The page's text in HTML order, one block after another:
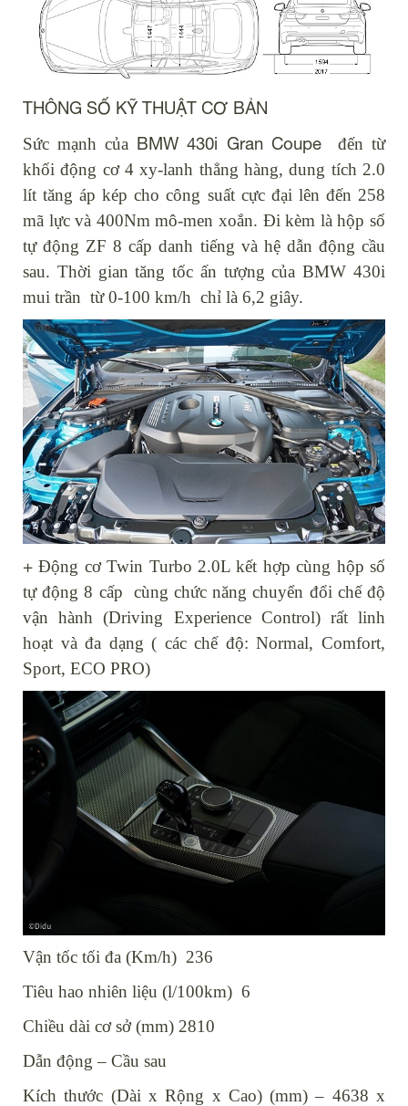
THÔNG SỐ KỸ THUẬT CƠ BẢN
Sức mạnh của BMW 430i Gran Coupe
đến từ
khối động cơ 4 xy-lanh thẳng hàng, dung tích 2.0
lít tăng áp kép cho công suất cực đại lên đến 258
mã lực và 400Nm mô-men xoắn. Đi kèm là hộp số
tự động ZF 8 cấp danh tiếng và hệ dẫn động cầu
sau. Thời gian tăng tốc ấn tượng của BMW 430i
mui trần từ 0-100 km/h chỉ là 6,2 giây.
+ Động cơ Twin Turbo 2.0L kết hợp cùng hộp số
tự động 8 cấp cùng chức năng chuyển đổi chế độ
vận hành (Driving Experience Control) rất linh
hoạt và đa dạng ( các chế độ: Normal, Comfort,
Sport, ECO PRO)
Vận tốc tối đa (Km/h) 236
Tiêu hao nhiên liệu (l/100km) 6
Chiều dài cơ sở (mm) 2810
Dẫn động – Cầu sau
Kích thước (Dài x Rộng x Cao) (mm) – 4638 x